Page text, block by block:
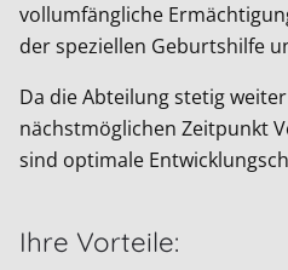
vollumfängliche
der speziellen Geburtshilfe
Da die Abteilung stetig
nächstmöglichen Zeitpunkt
sind optimale
Ihre Vorteile: